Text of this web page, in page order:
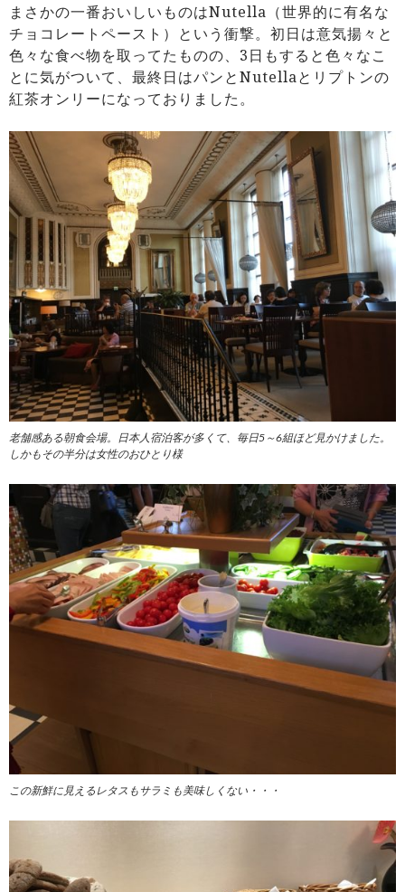
まさかの一番おいしいものはNutella（世界的に有名な
チョコレートペースト）という衝撃。初日は意気揚々と
色々な食べ物を取ってたものの、3日もすると色々なこ
とに気がついて、最終日はパンとNutellaとリプトンの
紅茶オンリーになっておりました。
老舗感ある朝食会場。日本人宿泊客が多くて、毎日5～6組ほど見かけました。
しかもその半分は女性のおひとり様
この新鮮に見えるレタスもサラミも美味しくない・・・